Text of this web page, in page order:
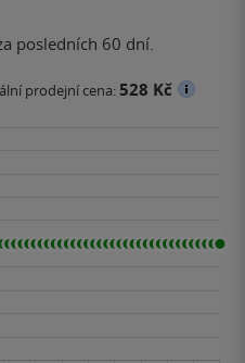
posledních 60 dní.
prodejní cena:528 Kč